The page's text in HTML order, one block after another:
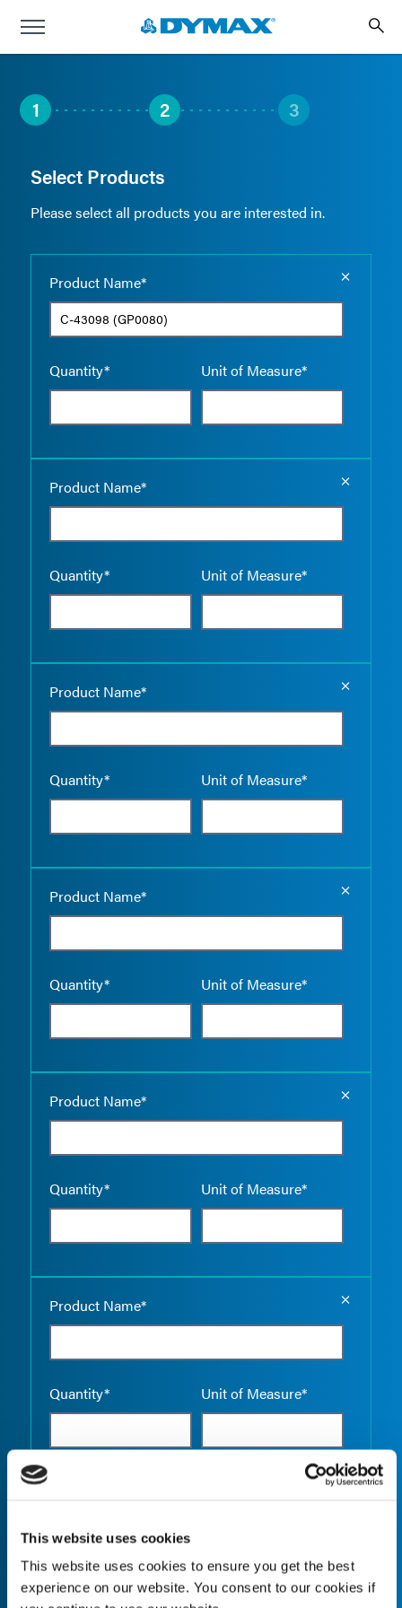
This website uses cookies
This website uses cookies to ensure you get the best
experience on our website. You consent to our cookies if
1 2 3
Select Products
Please select all products you are interested in.
Product Name*
Quantity* Unit of Measure*
Product Name*
Quantity* Unit of Measure*
Product Name*
Quantity* Unit of Measure*
Product Name*
Quantity* Unit of Measure*
Product Name*
Quantity* Unit of Measure*
Product Name*
Quantity* Unit of Measure*
Quantity* Unit of Measure*